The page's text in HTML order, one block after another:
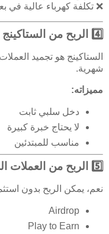
❌ تكلفة كهرباء عالية في
4️⃣ الربح من الستاكينج (Staking)
الستاكينج هو تجميد
شهرية.
مميزاته:
دخل سلبي ثابت
لا يحتاج خبرة كبيرة
مناسب للمبتدئين
5️⃣ الربح من العملات الرقمية بدون رأس مال
نعم، يمكن الربح بدون
Airdrop
Play to Earn